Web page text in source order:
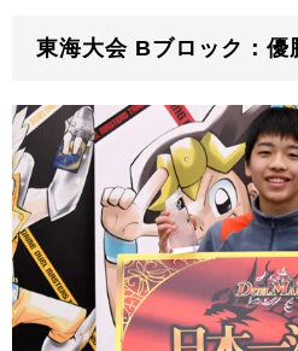
東海大会 Bブロック：優